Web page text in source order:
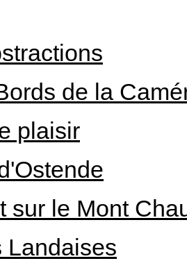
de la
plaisir
sur le Mont
Landaises